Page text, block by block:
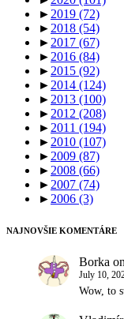
► 2019 (72)
► 2018 (54)
► 2017 (67)
► 2016 (84)
► 2015 (92)
► 2014 (124)
► 2013 (100)
► 2012 (208)
► 2011 (194)
► 2010 (107)
► 2009 (87)
► 2008 (66)
► 2007 (74)
► 2006 (3)
NAJNOVŠIE KOMENTÁRE
Borka on
July 10,
Wow, to